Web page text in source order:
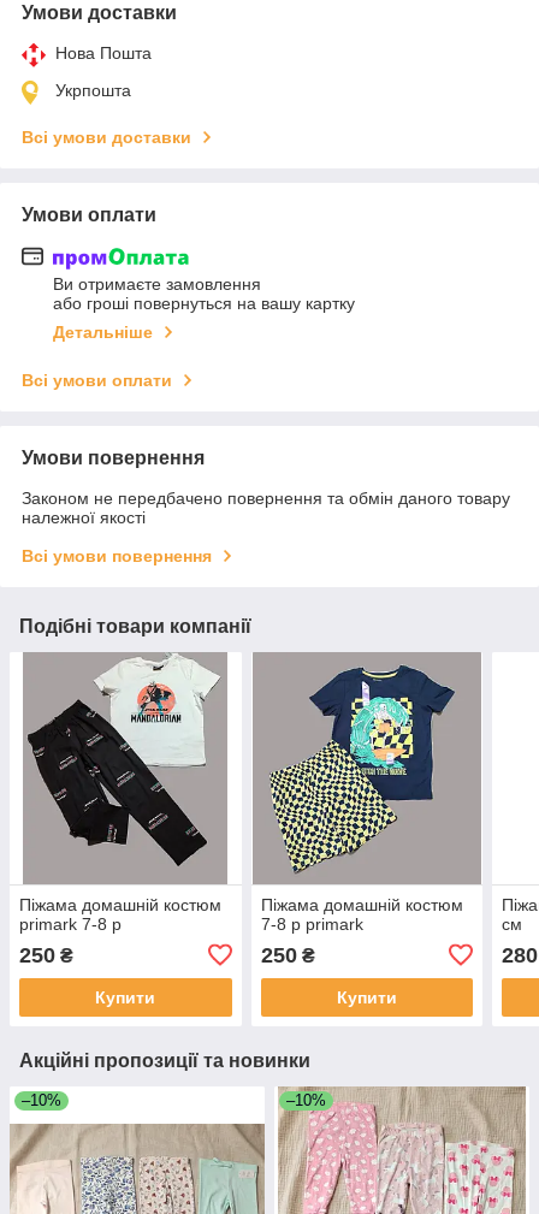
Умови доставки
Нова Пошта
Укрпошта
Всі умови доставки
Умови оплати
Ви отримаєте замовлення
або гроші повернуться на вашу картку
Детальніше
Всі умови оплати
Умови повернення
Законом не передбачено повернення та обмін даного товару
належної якості
Всі умови повернення
Подібні товари компанії
Піжама домашній костюм
primark 7-8 р
250 ₴
Купити
Піжама домашній костюм
7-8 р primark
250₴
Купити
см
280
Акційні пропозиції та новинки
–10% –10%